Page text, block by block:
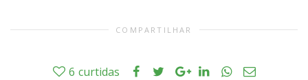
COMPARTILHAR
6 curtidas